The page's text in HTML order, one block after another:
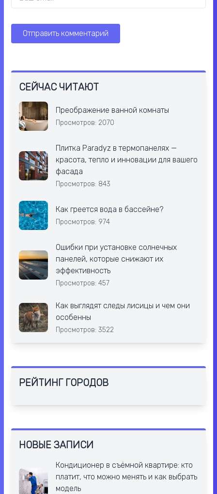
СЕЙЧАС ЧИТАЮТ
Преображение ванной комнаты
Просмотров: 2070
Плитка Paradyz в термопанелях —
красота, тепло и инновации для вашего
фасада
Просмотров: 843
Как греется вода в бассейне?
Просмотров: 974
Ошибки при установке солнечных
панелей, которые снижают их
эффективность
Просмотров: 457
Как выглядят следы лисицы и чем они
особенны
Просмотров: 3522
РЕЙТИНГ ГОРОДОВ
НОВЫЕ ЗАПИСИ
Кондиционер в съёмной квартире: кто
платит, что можно менять и как выбрать
модель